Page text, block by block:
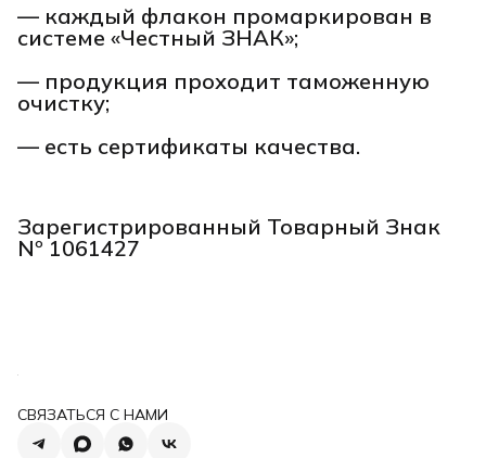
— каждый флакон промаркирован в
системе «Честный ЗНАК»;
— продукция проходит таможенную
очистку;
— есть сертификаты качества.
Зарегистрированный Товарный Знак
Nº 1061427
СВЯЗАТЬСЯ С НАМИ